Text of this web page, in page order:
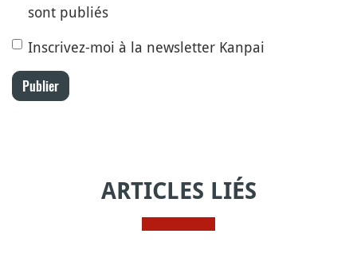
sont publiés
Inscrivez-moi à la newsletter Kanpai
Publier
ARTICLES LIÉS